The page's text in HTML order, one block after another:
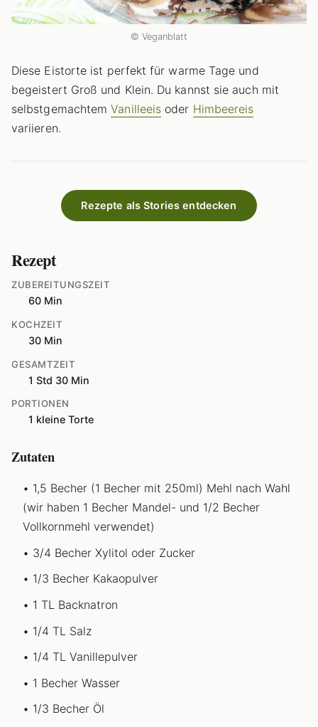
© Veganblatt
Diese Eistorte ist perfekt für warme Tage und
begeistert Groß und Klein. Du kannst sie auch mit
selbstgemachtemVanilleeis oder Himbeereis
variieren.
Rezepte als Stories entdecken
Rezept
ZUBEREITUNGSZEIT
60 Min
KOCHZEIT
30 Min
GESAMTZEIT
1 Std 30 Min
PORTIONEN
1 kleine Torte
Zutaten
1,5 Becher (1 Becher mit 250ml) Mehl nach Wahl
(wir haben 1 Becher Mandel- und 1/2 Becher
Vollkornmehl verwendet)
3/4 Becher Xylitol oder Zucker
1/3 Becher Kakaopulver
1 TL Backnatron
1/4 TL Salz
1/4 TL Vanillepulver
1 Becher Wasser
1/3 Becher Öl